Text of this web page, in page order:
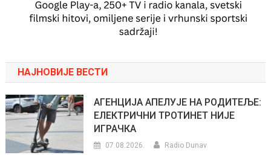
НАЈНОВИЈЕ ВЕСТИ
АГЕНЦИЈА АПЕЛУЈЕ НА РОДИТЕЉЕ:
ЕЛЕКТРИЧНИ ТРОТИНЕТ НИЈЕ
ИГРАЧКА
07.08.2026. Radio Dunav